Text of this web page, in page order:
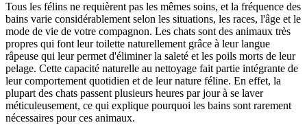
Tous les félins ne requièrent pas les mêmes soins, et la fréquence des
bains varie considérablement selon les situations, les races, l'âge et le
mode de vie de votre compagnon. Les chats sont des animaux très
propres qui font leur toilette naturellement grâce à leur langue
râpeuse qui leur permet d'éliminer la saleté et les poils morts de leur
pelage. Cette capacité naturelle au nettoyage fait partie intégrante de
leur comportement quotidien et de leur nature féline. En effet, la
plupart des chats passent plusieurs heures par jour à se laver
méticuleusement, ce qui explique pourquoi les bains sont rarement
nécessaires pour ces animaux.